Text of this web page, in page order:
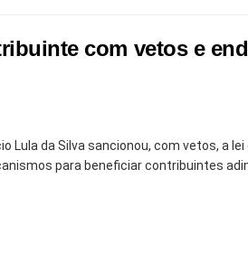
com vetos e
Lula da Silva sancionou, com vetos, a
para beneficiar contribuintes